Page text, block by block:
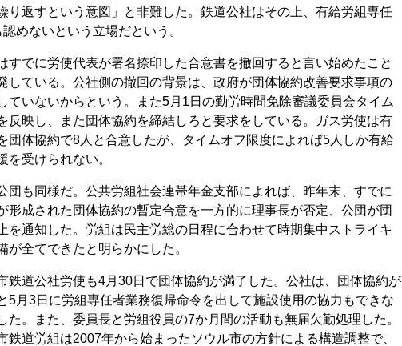
り返すという意図」と非難した。鉄道公社はその上、有給労組専任
めないという立場だという。
すでに労使代表が署名捺印した合意書を撤回すると言い始めたこと
している。公社側の撤回の背景は、政府が団体協約改善要求事項の
ていないからという。また5月1日の勤労時間免除審議委員会タイム
反映し、また団体協約を締結しろと要求をしている。ガス労使は有
団体協約で8人と合意したが、タイムオフ限度によれば5人しか有給
を受けられない。
団も同様だ。公共労組社会連帯年金支部によれば、昨年末、すでに
形成された団体協約の暫定合意を一方的に理事長が否定、公団が団
を通知した。労組は民主労総の日程に合わせて時期集中ストライキ
が全てできたと明らかにした。
鉄道公社労使も4月30日で団体協約が満了した。公社は、団体協約が
5月3日に労組専任者業務復帰命令を出して施設使用の協力もできな
た。また、委員長と労組役員の7か月間の活動も無届欠勤処理した。
鉄道労組は2007年から始まったソウル市の方針による構造調整で、